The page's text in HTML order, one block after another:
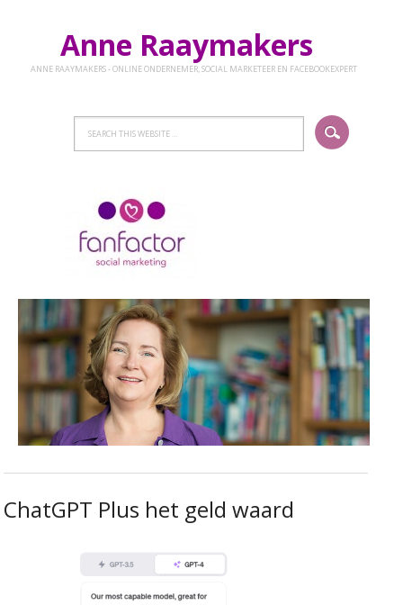
Anne Raaymakers
ANNE RAAYMAKERS - ONLINE ONDERNEMER, SOCIAL MARKETEER EN FACEBOOKEXPERT
ChatGPT Plus het geld waard